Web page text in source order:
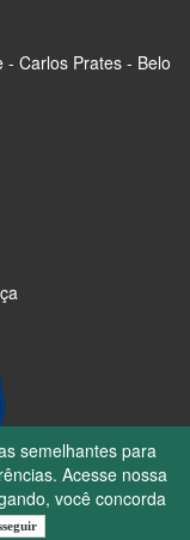
semelhantes para
Acesse nossa
você concorda
- Carlos Prates - Belo